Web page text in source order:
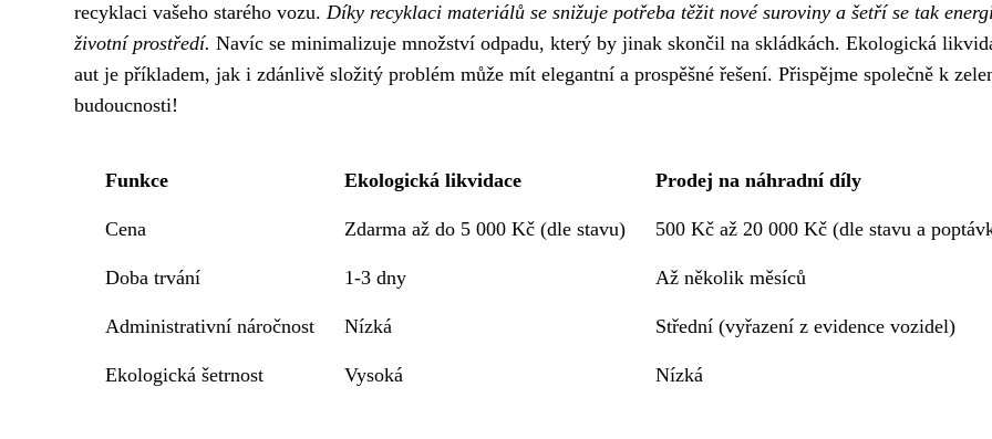
recyklaci vašeho starého vozu. Díky recyklaci materiálů se snižuje potřeba těžit nové suroviny a šetří se tak
životní prostředí. Navíc se minimalizuje množství odpadu, který by jinak skončil na skládkách. Ekologická
aut je příkladem, jak i zdánlivě složitý problém může mít elegantní a prospěšné řešení. Přispějme společně k
budoucnosti!
Funkce Ekologická likvidace Prodej na náhradní díly
Cena Zdarma až do 5 000 Kč (dle stavu) 500 Kč až 20 000 Kč (dle stavu a
Doba trvání 1-3 dny Až několik měsíců
Administrativní náročnost Nízká Střední (vyřazení z evidence vozidel)
Ekologická šetrnost Vysoká Nízká